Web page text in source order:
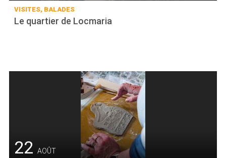
VISITES, BALADES
Le quartier de Locmaria
22 AOÛT